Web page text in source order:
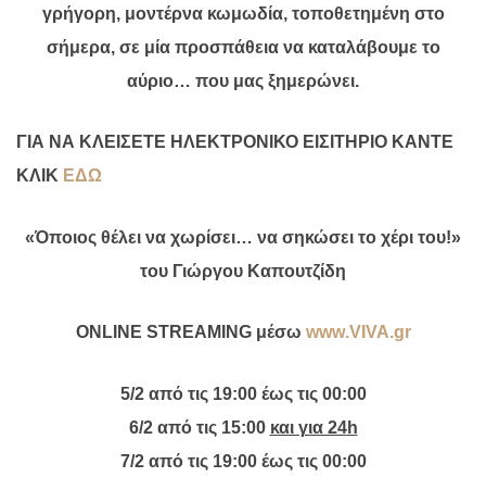
γρήγορη, μοντέρνα κωμωδία, τοποθετημένη στο
σήμερα, σε μία προσπάθεια να καταλάβουμε το
αύριο… που μας ξημερώνει.
ΓΙΑ ΝΑ ΚΛΕΙΣΕΤΕ ΗΛΕΚΤΡΟΝΙΚΟ ΕΙΣΙΤΗΡΙΟ ΚΑΝΤΕ
ΚΛΙΚ ΕΔΩ
«Όποιος θέλει να χωρίσει… να σηκώσει το χέρι του!»
του Γιώργου Καπουτζίδη
ONLINE STREAMINGμέσω www.VIVA.gr
5/2 από τις 19:00 έως τις 00:00
6/2 από τις 15:00 και για 24h
7/2 από τις 19:00 έως τις 00:00